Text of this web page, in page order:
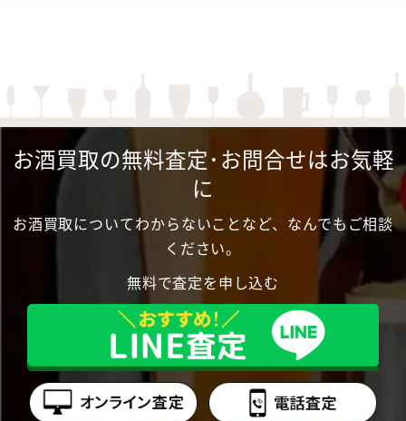
お酒買取の無料査定･お問合せはお気軽
に
お酒買取についてわからないことなど、なんでもご相談
ください。
無料で査定を申し込む